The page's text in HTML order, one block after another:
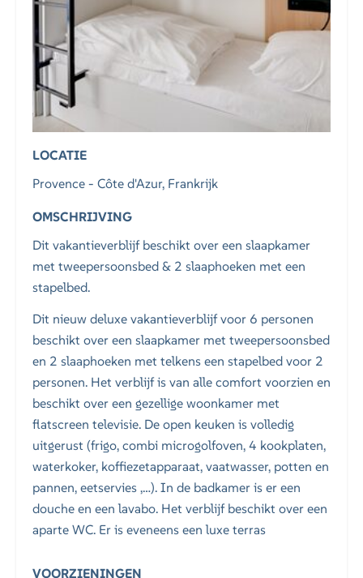
LOCATIE
Provence - Côte d'Azur, Frankrijk
OMSCHRIJVING
Dit vakantieverblijf beschikt over een slaapkamer
met tweepersoonsbed & 2 slaaphoeken met een
stapelbed.
Dit nieuw deluxe vakantieverblijf voor 6 personen
beschikt over een slaapkamer met tweepersoonsbed
en 2 slaaphoeken met telkens een stapelbed voor 2
personen. Het verblijf is van alle comfort voorzien en
beschikt over een gezellige woonkamer met
flatscreen televisie. De open keuken is volledig
uitgerust (frigo, combi microgolfoven, 4 kookplaten,
waterkoker, koffiezetapparaat, vaatwasser, potten en
pannen, eetservies ,…). In de badkamer is er een
douche en een lavabo. Het verblijf beschikt over een
aparte WC. Er is eveneens een luxe terras
VOORZIENINGEN